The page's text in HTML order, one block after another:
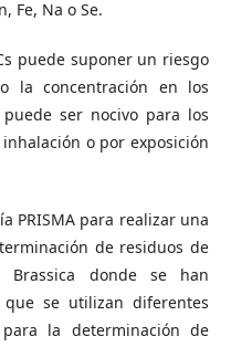
Fe, Na o Se.
puede suponer un riesgo
la concentración en los
ser nocivo para los
o por exposición
PRISMA para realizar una
de residuos de
Brassica donde se han
se utilizan diferentes
la determinación de